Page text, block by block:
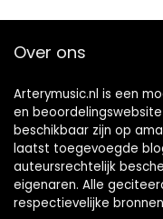
Over ons
Arterymusic.nl is een
en
beschikbaar zijn op
laatst toegevoegde
auteursrechtelijk
eigenaren. Alle
respectievelijke